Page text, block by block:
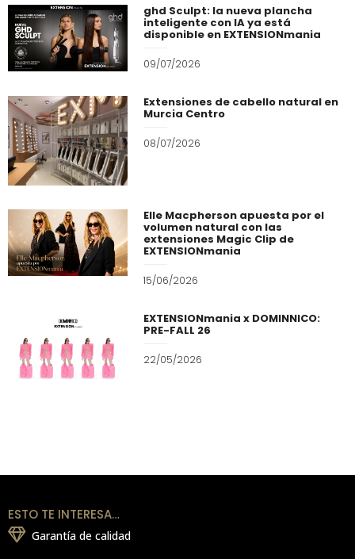
ghd Sculpt: la nueva plancha
inteligente con IA ya está
disponible en EXTENSIONmania
09/07/2026
Extensiones de cabello natural en
Murcia Centro
08/07/2026
Elle Macpherson apuesta por el
volumen natural con las
extensiones Magic Clip de
EXTENSIONmania
15/06/2026
EXTENSIONmania x DOMINNICO:
PRE-FALL 26
22/05/2026
ESTO TE INTERESA…
Garantía de calidad